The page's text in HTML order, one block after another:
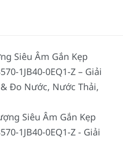
Siêu Âm Gắn Kẹp
1JB40-0EQ1-Z – Giải
Đo Nước, Nước Thải,